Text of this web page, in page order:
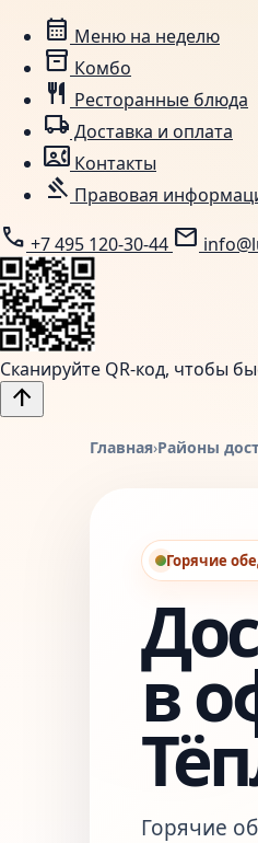
calendar_month Меню на неделю
inventory_2 Комбо
restaurant Ресторанные блюда
local_shipping Доставка и оплата
contact_phone Контакты
gavel Правовая
call +7 495 120-30-44 mail
Сканируйте QR-код, чтобы
arrow_upward
Главная›Районы
Горячие
в
Горячие